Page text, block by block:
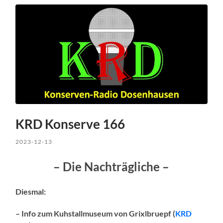
KRD Konserve 166
2023-12-13
– Die Nachträgliche –
Diesmal:
– Info zum Kuhstallmuseum von Grixlbruepf (KRD